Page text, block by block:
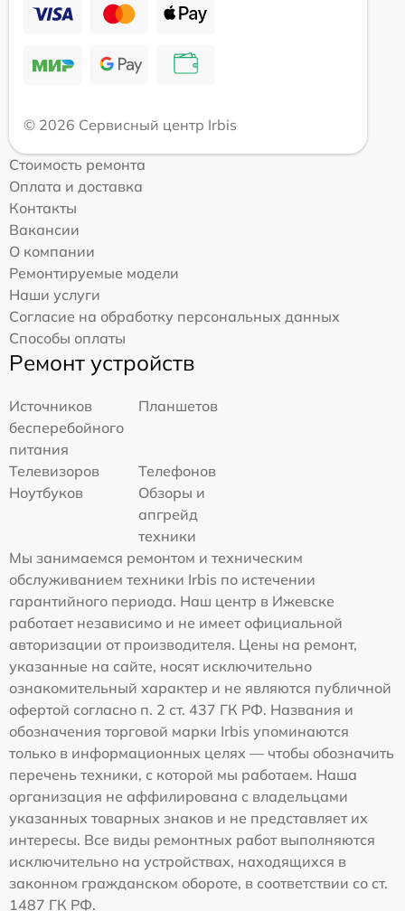
© 2026 Сервисный центр Irbis
Стоимость ремонта
Оплата и доставка
Контакты
Вакансии
О компании
Ремонтируемые модели
Наши услуги
Согласие на обработку персональных данных
Способы оплаты
Ремонт устройств
Источников
бесперебойного
питания
Планшетов
Телевизоров
Телефонов
Ноутбуков
Обзоры и
апгрейд
техники
Мы занимаемся ремонтом и техническим
обслуживанием техники Irbis по истечении
гарантийного периода. Наш центр в Ижевске
работает независимо и не имеет официальной
авторизации от производителя. Цены на ремонт,
указанные на сайте, носят исключительно
ознакомительный характер и не являются публичной
офертой согласно п. 2 ст. 437 ГК РФ. Названия и
обозначения торговой марки Irbis упоминаются
только в информационных целях — чтобы обозначить
перечень техники, с которой мы работаем. Наша
организация не аффилирована с владельцами
указанных товарных знаков и не представляет их
интересы. Все виды ремонтных работ выполняются
исключительно на устройствах, находящихся в
законном гражданском обороте, в соответствии со ст.
1487 ГК РФ.